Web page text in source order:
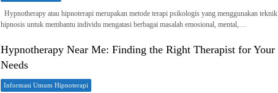
Hypnotherapy atau hipnoterapi merupakan metode terapi psikologis yang menggunakan teknik
hipnosis untuk membantu individu mengatasi berbagai masalah emosional, mental,…
Hypnotherapy Near Me: Finding the Right Therapist for Your
Needs
Informasi Umum Hipnoterapi